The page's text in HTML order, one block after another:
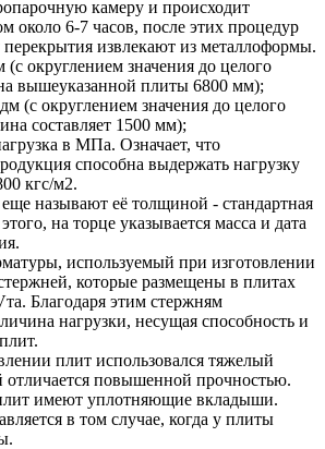
камеру и происходит
около 6-7 часов, после этих процедур
извлекают из металлоформы.
(с округлением значения до целого
вышеуказанной плиты 6800 мм);
(с округлением значения до целого
составляет 1500 мм);
в МПа. Означает, что
способна выдержать нагрузку
кгс/м2.
называют её толщиной - стандартная
на торце указывается масса и дата
используемый при изготовлении
которые размещены в плитах
Благодаря этим стержням
нагрузки, несущая способность и
плит использовался тяжелый
отличается повышенной прочностью.
имеют уплотняющие вкладыши.
в том случае, когда у плиты